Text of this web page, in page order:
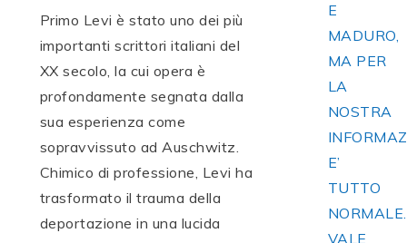
Primo Levi è stato uno dei più
importanti scrittori italiani del
XX secolo, la cui opera è
profondamente segnata dalla
sua esperienza come
sopravvissuto ad Auschwitz.
Chimico di professione, Levi ha
trasformato il trauma della
deportazione in una lucida
E
MADURO,
MA PER
LA
NOSTRA
E’
TUTTO
VALE